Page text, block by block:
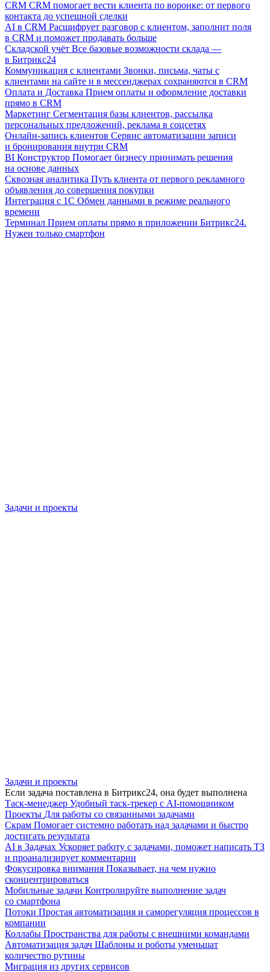
CRM CRM помогает вести клиента по воронке: от первого
контакта до успешной сделки
AI в CRM Расшифрует разговор с клиентом, заполнит поля
в CRM и поможет продавать больше
Складской учёт Все базовые возможности склада —
в Битрикс24
Коммуникация с клиентами Звонки, письма, чаты с
клиентами на сайте и в мессенджерах сохраняются в CRM
Оплата и Доставка Прием оплаты и оформление доставки
прямо в CRM
Маркетинг Сегментация базы клиентов, рассылка
персональных предложений, реклама в соцсетях
Онлайн-запись клиентов Сервис автоматизации записи
и бронирования внутри CRM
BI Конструктор Помогает бизнесу принимать решения
на основе данных
Сквозная аналитика Путь клиента от первого рекламного
объявления до совершения покупки
Интеграция с 1С Обмен данными в режиме реального
времени
Терминал Прием оплаты прямо в приложении Битрикс24.
Нужен только смартфон
Задачи и проекты
Задачи и проекты
Если задача поставлена в Битрикс24, она будет выполнена
Таск-менеджер Удобный таск-трекер с AI-помощником
Проекты Для работы со связанными задачами
Скрам Помогает системно работать над задачами и быстро
достигать результата
AI в Задачах Ускоряет работу с задачами, поможет написать ТЗ
и проанализирует комментарии
Фокусировка внимания Показывает, на чем нужно
сконцентрироваться
Мобильные задачи Контролируйте выполнение задач
со смартфона
Потоки Простая автоматизация и саморегуляция процессов в
компании
Коллабы Пространства для работы с внешними командами
Автоматизация задач Шаблоны и роботы уменьшат
количество рутины
Миграция из других сервисов